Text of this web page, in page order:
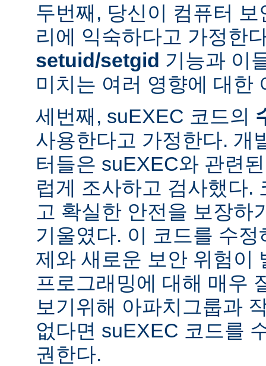
두번째, 당신이 컴퓨터
리에 익숙하다고 가정한
setuid/setgid 기능과 이
미치는 여러 영향에 대한
세번째, suEXEC 코드의
사용한다고 가정한다. 개
터들은 suEXEC와 관련
럽게 조사하고 검사했다.
고 확실한 안전을 보장하
기울였다. 이 코드를 수
제와 새로운 보안 위험이
프로그래밍에 대해 매우
보기위해 아파치그룹과
없다면 suEXEC 코드를
권한다.